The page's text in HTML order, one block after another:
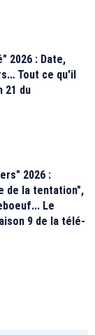
2026 : Date,
Tout ce qu'il
21 du
2026 :
de la tentation",
Le
9 de la télé-